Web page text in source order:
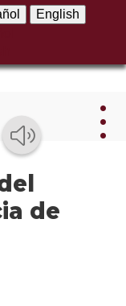
English
de